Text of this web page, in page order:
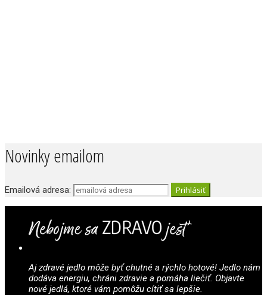
Novinky emailom
Emailová adresa:
Aj zdravé jedlo môže byť chutné a rýchlo hotové! Jedlo nám
dodáva energiu, chráni zdravie a pomáha liečiť. Objavte
nové jedlá, ktoré vám pomôžu cítiť sa lepšie.